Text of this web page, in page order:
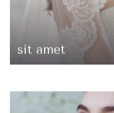
sit amet